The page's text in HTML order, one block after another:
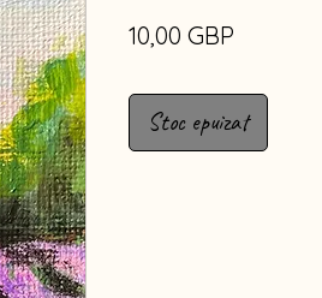
10,00 GBP
Stoc epuizat